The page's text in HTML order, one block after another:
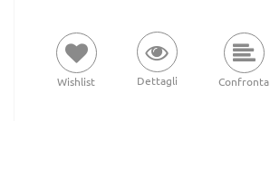
Wishlist Dettagli Confronta